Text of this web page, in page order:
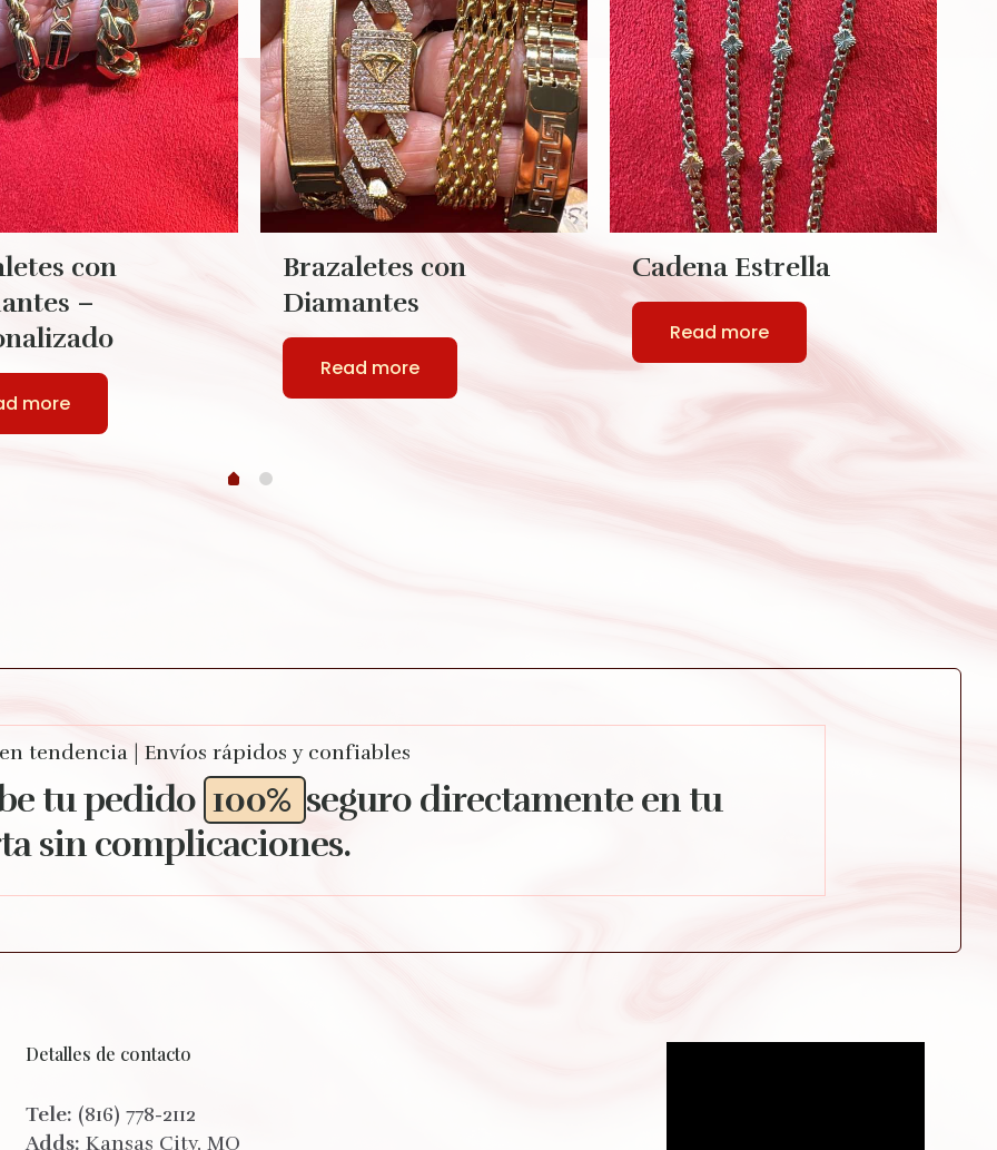
con
–
more
Brazaletes con
Diamantes
Read more
Cadena Estrella
Read more
tu pedido 100% seguro directamente en tu
sin complicaciones.
tendencia | Envíos rápidos y confiables
Detalles de contacto
Tele: (816) 778-2112
Adds: Kansas City, MO